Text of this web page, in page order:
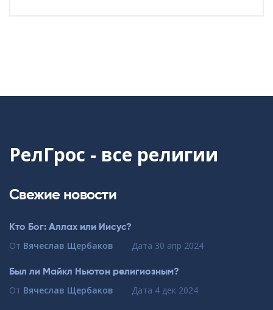
РелГрос - все религии
Свежие новости
Кто Бог: Аллах или Иисус?
От Вячеслав Щербаков Дата 30 апр 2024
Был ли Майкл Ньютон религиозным?
От Вячеслав Щербаков Дата 4 дек 2024